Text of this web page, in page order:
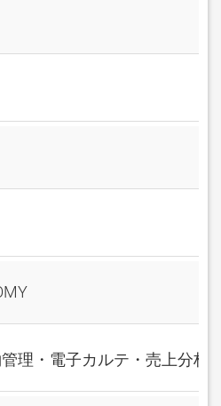
理・電子カルテ・売上分析